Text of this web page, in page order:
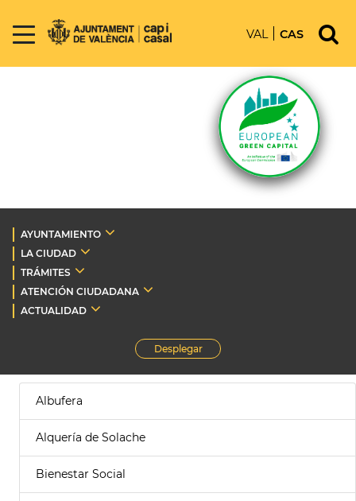
VAL CAS
AYUNTAMIENTO
LA CIUDAD
TRÁMITES
ATENCIÓN CIUDADANA
ACTUALIDAD
Desplegar
Albufera
Alquería de Solache
Bienestar Social